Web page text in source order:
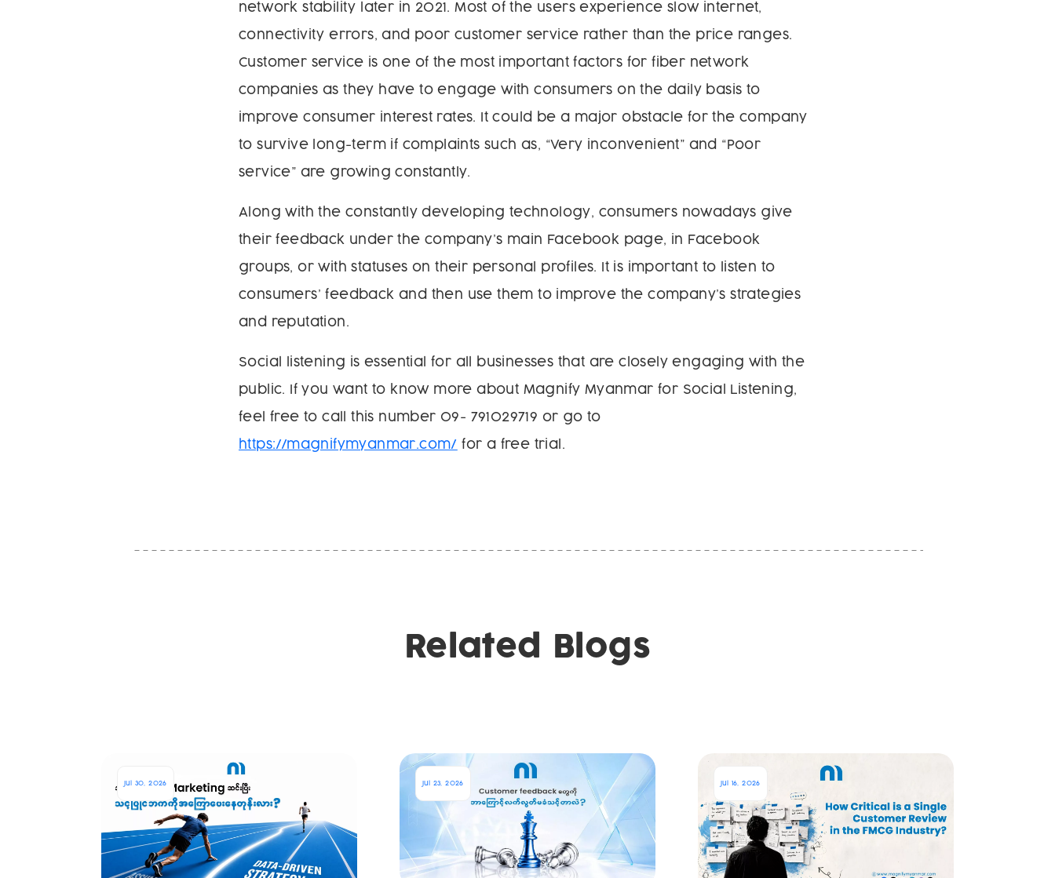
network stability later in 2021. Most of the users experience slow internet,
connectivity errors, and poor customer service rather than the price ranges.
Customer service is one of the most important factors for fiber network
companies as they have to engage with consumers on the daily basis to
improve consumer interest rates. It could be a major obstacle for the company
to survive long-term if complaints such as, “Very inconvenient” and “Poor
service” are growing constantly.
Along with the constantly developing technology, consumers nowadays give
their feedback under the company’s main Facebook page, in Facebook
groups, or with statuses on their personal profiles. It is important to listen to
consumers’ feedback and then use them to improve the company’s strategies
and reputation.
Social listening is essential for all businesses that are closely engaging with the
public. If you want to know more about Magnify Myanmar for Social Listening,
feel free to call this number 09- 791029719 or go to
https://magnifymyanmar.com/ for a free trial.
Related Blogs
Jul 30, 2026 Jul 23, 2026 Jul 16, 2026